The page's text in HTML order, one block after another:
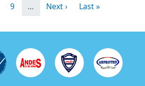
Page
9 … Siguiente página
Next › Última página
Last »